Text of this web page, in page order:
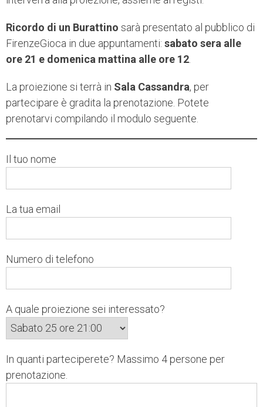
Ricordo di un Burattino sarà presentato al pubblico di
FirenzeGioca in due appuntamenti: sabato sera alle
ore 21 e domenica mattina alle ore 12
La proiezione si terrà in Sala Cassandra, per
partecipare è gradita la prenotazione. Potete
prenotarvi compilando il modulo seguente.
Il tuo nome
La tua email
Numero di telefono
A quale proiezione sei interessato?
In quanti parteciperete? Massimo 4 persone per
prenotazione.